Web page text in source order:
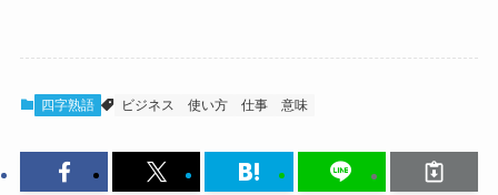
四字熟語 ビジネス 使い方 仕事 意味